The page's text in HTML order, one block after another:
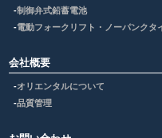
制御弁式鉛蓄電池
電動フォークリフト・ノーパンクタ
会社概要
オリエンタルについて
品質管理